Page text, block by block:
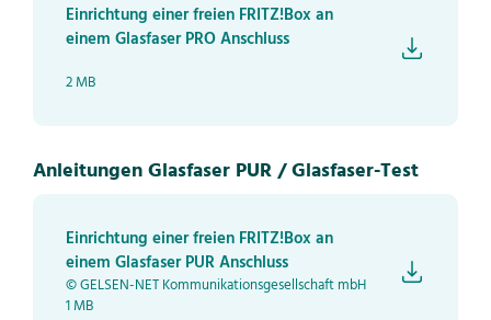
Einrichtung einer freien FRITZ!Box an
einem Glasfaser PRO Anschluss
2 MB
Anleitungen Glasfaser PUR / Glasfaser-Test
Einrichtung einer freien FRITZ!Box an
einem Glasfaser PUR Anschluss
© GELSEN-NET Kommunikationsgesellschaft mbH
1 MB